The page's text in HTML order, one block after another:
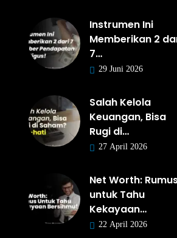
Instrumen Ini
Memberikan 2
7…
29 Juni 2026
Salah Kelola
Keuangan, Bisa
Rugi di…
27 April 2026
Net Worth:
untuk Tahu
Kekayaan…
22 April 2026